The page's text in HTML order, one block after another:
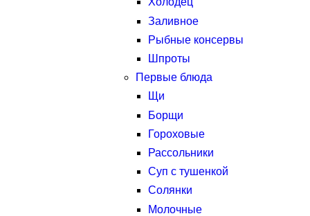
Заливное
Рыбные консервы
Шпроты
Первые блюда
Щи
Борщи
Гороховые
Рассольники
Суп с тушенкой
Солянки
Молочные